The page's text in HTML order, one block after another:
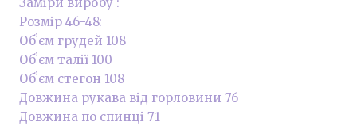
Розмір 46-48:
Обʼєм грудей 108
Обʼєм талії 100
Обʼєм стегон 108
Довжина рукава від горловини 76
Довжина по спинці 71